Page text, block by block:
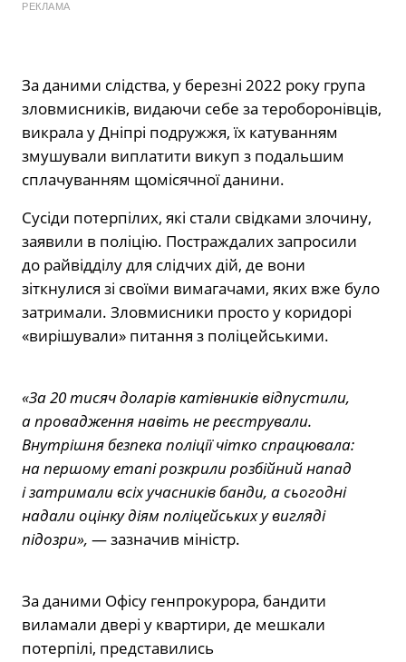
РЕКЛАМА
За даними слідства, у березні 2022 року група
зловмисників, видаючи себе за тероборонівців,
викрала у Дніпрі подружжя, їх катуванням
змушували виплатити викуп з подальшим
сплачуванням щомісячної данини.
Сусіди потерпілих, які стали свідками злочину,
заявили в поліцію. Постраждалих запросили
до райвідділу для слідчих дій, де вони
зіткнулися зі своїми вимагачами, яких вже було
затримали. Зловмисники просто у коридорі
«вирішували» питання з поліцейськими.
«За 20 тисяч доларів катівників відпустили,
а провадження навіть не реєстрували.
Внутрішня безпека поліції чітко спрацювала:
на першому етапі розкрили розбійний напад
і затримали всіх учасників банди, а сьогодні
надали оцінку діям поліцейських у вигляді
підозри», — зазначив міністр.
За даними Офісу генпрокурора, бандити
виламали двері у квартири, де мешкали
потерпілі, представились